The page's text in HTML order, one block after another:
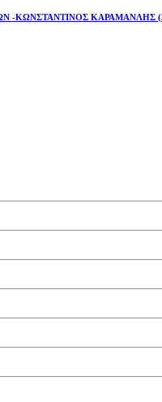
-ΚΩΝΣΤΑΝΤΙΝΟΣ ΚΑΡΑΜΑΝΛΗΣ